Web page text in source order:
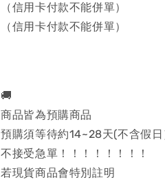
（信用卡付款不能併單）
（信用卡付款不能併單）
🚚
商品皆為預購商品
預購須等待約14~28天(不含假日
不接受急單！！！！！！！！
若現貨商品會特別註明